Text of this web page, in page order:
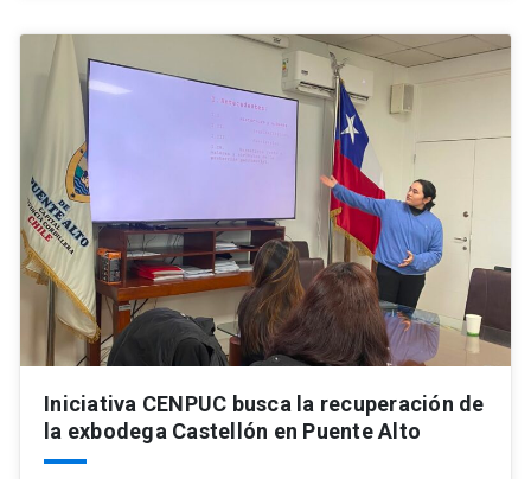
Iniciativa CENPUC busca la recuperación de
la exbodega Castellón en Puente Alto